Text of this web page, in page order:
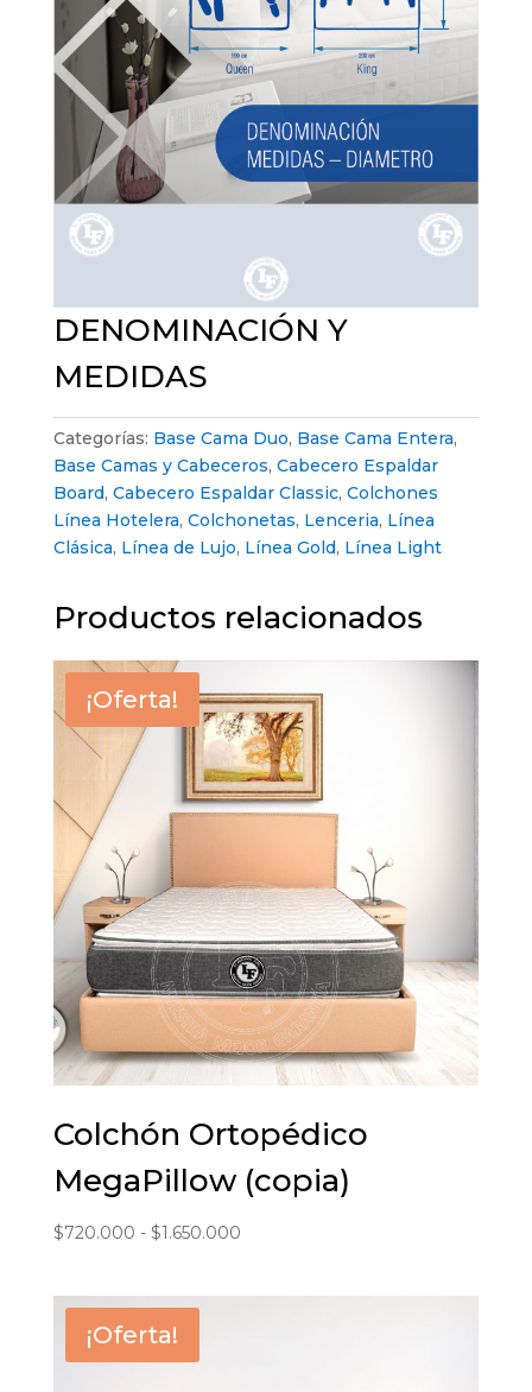
DENOMINACIÓN Y
MEDIDAS
Categorías: Base Cama Duo, Base Cama Entera,
Base Camas y Cabeceros, Cabecero Espaldar
Board, Cabecero Espaldar Classic, Colchones
Línea Hotelera, Colchonetas, Lenceria, Línea
Clásica, Línea de Lujo, Línea Gold, Línea Light
Productos relacionados
¡Oferta!
Colchón Ortopédico
MegaPillow (copia)
$720.000 - $1.650.000Rango
¡Oferta!